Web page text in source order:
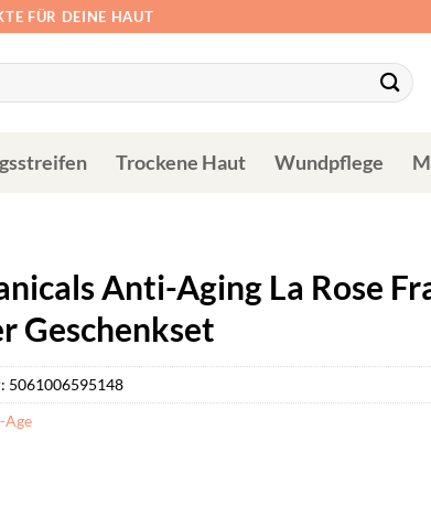
FÜR DEINE HAUT
Trockene Haut Wundpflege
Anti-Aging La Rose
Geschenkset
5061006595148